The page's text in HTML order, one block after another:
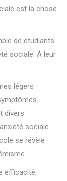
est la chose
de étudiants
sociale. À leur
légers
divers
sociale.
se révèle
efficacité,